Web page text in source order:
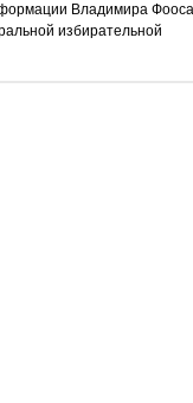
Владимира
избирательной